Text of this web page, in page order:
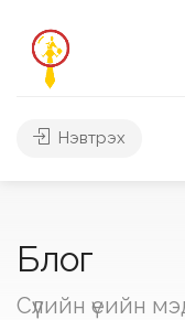
Нэвтрэх
Блог
Сүүлийн үеийн